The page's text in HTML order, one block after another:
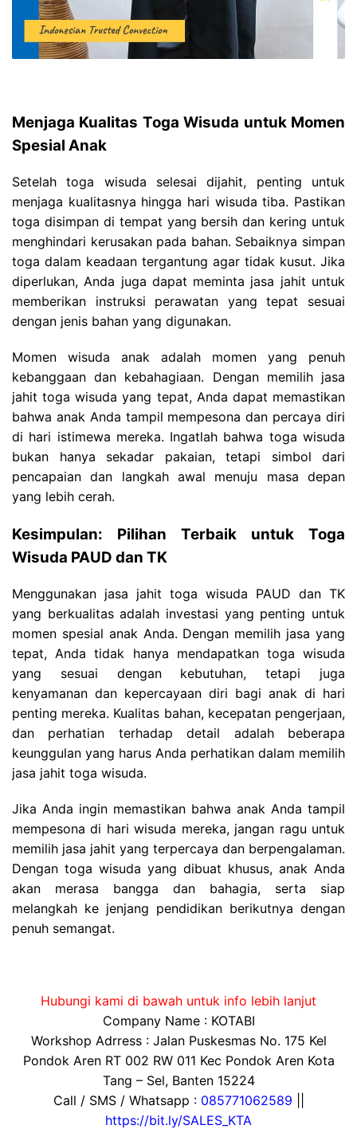
Menjaga Kualitas Toga Wisuda untuk Momen
Spesial Anak
Setelah toga wisuda selesai dijahit, penting untuk
menjaga kualitasnya hingga hari wisuda tiba. Pastikan
toga disimpan di tempat yang bersih dan kering untuk
menghindari kerusakan pada bahan. Sebaiknya simpan
toga dalam keadaan tergantung agar tidak kusut. Jika
diperlukan, Anda juga dapat meminta jasa jahit untuk
memberikan instruksi perawatan yang tepat sesuai
dengan jenis bahan yang digunakan.
Momen wisuda anak adalah momen yang penuh
kebanggaan dan kebahagiaan. Dengan memilih jasa
jahit toga wisuda yang tepat, Anda dapat memastikan
bahwa anak Anda tampil mempesona dan percaya diri
di hari istimewa mereka. Ingatlah bahwa toga wisuda
bukan hanya sekadar pakaian, tetapi simbol dari
pencapaian dan langkah awal menuju masa depan
yang lebih cerah.
Kesimpulan: Pilihan Terbaik untuk Toga
Wisuda PAUD dan TK
Menggunakan jasa jahit toga wisuda PAUD dan TK
yang berkualitas adalah investasi yang penting untuk
momen spesial anak Anda. Dengan memilih jasa yang
tepat, Anda tidak hanya mendapatkan toga wisuda
yang sesuai dengan kebutuhan, tetapi juga
kenyamanan dan kepercayaan diri bagi anak di hari
penting mereka. Kualitas bahan, kecepatan pengerjaan,
dan perhatian terhadap detail adalah beberapa
keunggulan yang harus Anda perhatikan dalam memilih
jasa jahit toga wisuda.
Jika Anda ingin memastikan bahwa anak Anda tampil
mempesona di hari wisuda mereka, jangan ragu untuk
memilih jasa jahit yang terpercaya dan berpengalaman.
Dengan toga wisuda yang dibuat khusus, anak Anda
akan merasa bangga dan bahagia, serta siap
melangkah ke jenjang pendidikan berikutnya dengan
penuh semangat.
Hubungi kami di bawah untuk info lebih lanjut
Company Name : KOTABI
Workshop Adrress : Jalan Puskesmas No. 175 Kel
Pondok Aren RT 002 RW 011 Kec Pondok Aren Kota
Tang – Sel, Banten 15224
Call / SMS / Whatsapp : 085771062589
https://bit.ly/SALES_KTA